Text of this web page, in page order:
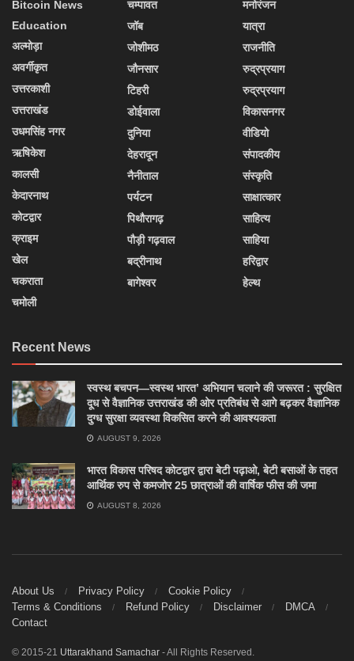
Bitcoin News
Education
अल्मोड़ा
अवर्गीकृत
उत्तरकाशी
उत्तराखंड
उधमसिंह नगर
ऋषिकेश
कालसी
केदारनाथ
कोटद्वार
क्राइम
खेल
चकराता
चमोली
चम्पावत
जॉब
जोशीमठ
जौनसार
टिहरी
डोईवाला
दुनिया
देहरादून
नैनीताल
पर्यटन
पिथौरागढ़
पौड़ी गढ़वाल
बद्रीनाथ
बागेश्वर
मनोरंजन
यात्रा
राजनीति
रुद्रप्रयाग
रुद्रप्रयाग
विकासनगर
वीडियो
संपादकीय
संस्कृति
साक्षात्कार
साहित्य
साहिया
हरिद्वार
हेल्थ
Recent News
स्वस्थ बचपन—स्वस्थ भारत’ अभियान चलाने की जरूरत : सुरक्षित
दूध से वैज्ञानिक उत्तराखंड की ओर प्रतिबंध से आगे बढ़कर वैज्ञानिक
दुग्ध सुरक्षा व्यवस्था विकसित करने की आवश्यकता
AUGUST 9, 2026
भारत विकास परिषद कोटद्वार द्वारा बेटी पढ़ाओ, बेटी बसाओं के तहत
आर्थिक रुप से कमजोर 25 छात्राओं की वार्षिक फीस की जमा
AUGUST 8, 2026
About Us Privacy Policy
Cookie Policy
Terms & Conditions
Refund Policy Disclaimer
DMCA
Contact
© 2015-21 Uttarakhand Samachar - All Rights Reserved.